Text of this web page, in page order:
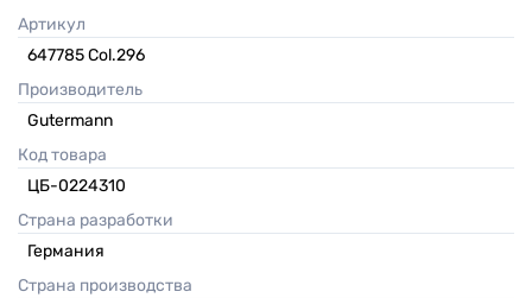
Артикул
647785 Col.296
Производитель
Gutermann
Код товара
ЦБ-0224310
Страна разработки
Германия
Страна производства